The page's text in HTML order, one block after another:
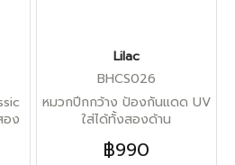
อง
Lilac
BHCS026
หมวกปีกกว้าง ป้องกันแดด UV
ใส่ได้ทั้งสองด้าน
฿990